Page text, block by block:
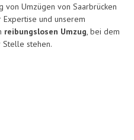
von Umzügen von Saarbrücken
und unserem
reibungslosen Umzug, bei dem
stehen.